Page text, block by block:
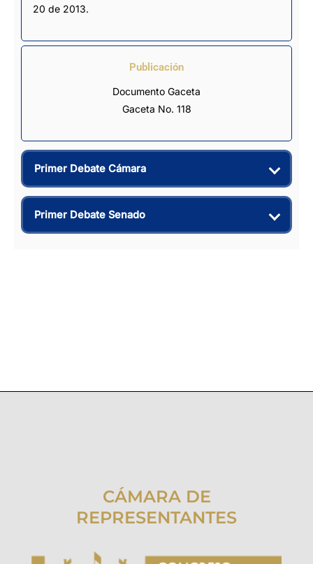
20 de 2013.
Publicación
Documento Gaceta
Gaceta No. 118
Primer Debate Cámara
Primer Debate Senado
CÁMARA DE
REPRESENTANTES